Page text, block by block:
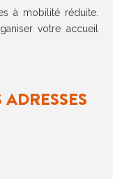
à mobilité réduite.
votre accueil